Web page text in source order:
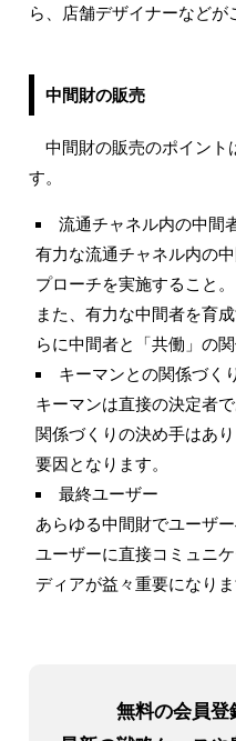
ら、店舗デザイナーなどが
中間財の販売
中間財の販売のポイント
す。
流通チャネル内の中間
有力な流通チャネル内の
プローチを実施すること。
また、有力な中間者を育
らに中間者と「共働」の
キーマンとの関係づく
キーマンは直接の決定者
関係づくりの決め手はあ
要因となります。
最終ユーザー
あらゆる中間財でユーザ
ユーザーに直接コミュニ
ディアが益々重要になりま
無料の会員登